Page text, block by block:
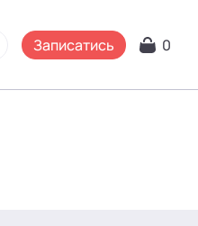
Записатись 0